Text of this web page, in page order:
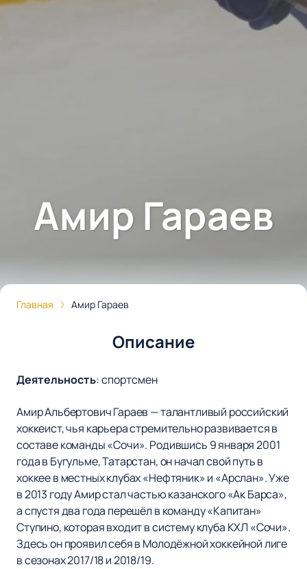
Амир Гараев
Главная Амир Гараев
Описание
Деятельность:спортсмен
Амир Альбертович Гараев — талантливый российский
хоккеист, чья карьера стремительно развивается в
составе команды «Сочи». Родившись 9 января 2001
года в Бугульме, Татарстан, он начал свой путь в
хоккее в местных клубах «Нефтяник» и «Арслан». Уже
в 2013 году Амир стал частью казанского «Ак Барса»,
а спустя два года перешёл в команду «Капитан»
Ступино, которая входит в систему клуба КХЛ «Сочи».
Здесь он проявил себя в Молодёжной хоккейной лиге
в сезонах 2017/18 и 2018/19.